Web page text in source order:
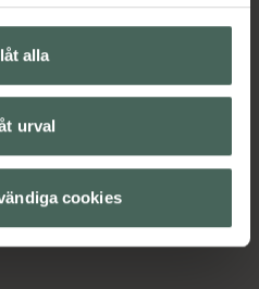
alla
urval
cookies